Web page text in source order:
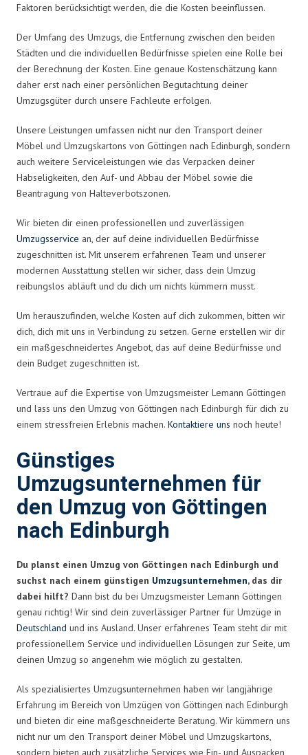
Faktoren berücksichtigt werden, die die Kosten beeinflussen.
Der Umfang des Umzugs, die Entfernung zwischen den beiden
Städten und die individuellen Bedürfnisse spielen eine Rolle bei
der Berechnung der Kosten. Eine genaue Kostenschätzung kann
daher erst nach einer persönlichen Begutachtung deiner
Umzugsgüter durch unsere Fachleute erfolgen.
Unsere Leistungen umfassen nicht nur den Transport deiner
Möbel und Umzugskartons von Göttingen nach Edinburgh, sondern
auch weitere Serviceleistungen wie das Verpacken deiner
Habseligkeiten, den Auf- und Abbau der Möbel sowie die
Beantragung von Halteverbotszonen.
Wir bieten dir einen professionellen und zuverlässigen
Umzugsservice an, der auf deine individuellen Bedürfnisse
zugeschnitten ist. Mit unserem erfahrenen Team und unserer
modernen Ausstattung stellen wir sicher, dass dein Umzug
reibungslos abläuft und du dich um nichts kümmern musst.
Um herauszufinden, welche Kosten auf dich zukommen, bitten wir
dich, dich mit uns in Verbindung zu setzen. Gerne erstellen wir dir
ein maßgeschneidertes Angebot, das auf deine Bedürfnisse und
dein Budget zugeschnitten ist.
Vertraue auf die Expertise von Umzugsmeister Lemann Göttingen
und lass uns den Umzug von Göttingen nach Edinburgh für dich zu
einem stressfreien Erlebnis machen. Kontaktiere uns noch heute!
Günstiges
Umzugsunternehmen für
den Umzug von Göttingen
nach Edinburgh
Du planst einen Umzug von Göttingen nach Edinburgh und
suchst nach einem günstigen Umzugsunternehmen, das dir
dabei hilft? Dann bist du bei Umzugsmeister Lemann Göttingen
genau richtig! Wir sind dein zuverlässiger Partner für Umzüge in
Deutschland und ins Ausland. Unser erfahrenes Team steht dir mit
professionellem Service und individuellen Lösungen zur Seite, um
deinen Umzug so angenehm wie möglich zu gestalten.
Als spezialisiertes Umzugsunternehmen haben wir langjährige
Erfahrung im Bereich von Umzügen von Göttingen nach Edinburgh
und bieten dir eine maßgeschneiderte Beratung. Wir kümmern uns
nicht nur um den Transport deiner Möbel und Umzugskartons,
sondern bieten auch zusätzliche Services wie Ein- und Auspacken,